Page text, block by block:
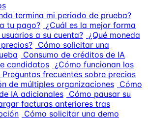
termina mi periodo de prueba?
tu pago?
¿Cuál es la mejor forma
a su cuenta? ¿Qué moneda
Cómo solicitar una
Consumo de créditos de IA
candidatos ¿Cómo funcionan los
Preguntas frecuentes sobre precios
de múltiples organizaciones Cómo
IA adicionales Cómo pausar su
facturas anteriores tras
Cómo solicitar una demo